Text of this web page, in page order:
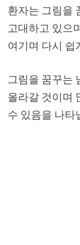
환자는 그림을
고대하고 있으
여기며 다시 쉽
그림을 꿈꾸는
올라갈 것이며
수 있음을 나타